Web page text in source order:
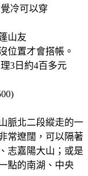
冷可以穿
山友
位置才會搭帳。
3日約4百多元
脈北二段縱走的一
常遼闊，可以隔著
志嘉陽大山；或是
點的南湖、中央